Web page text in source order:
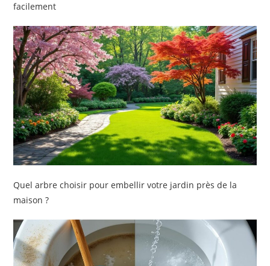
facilement
Quel arbre choisir pour embellir votre jardin près de la
maison ?